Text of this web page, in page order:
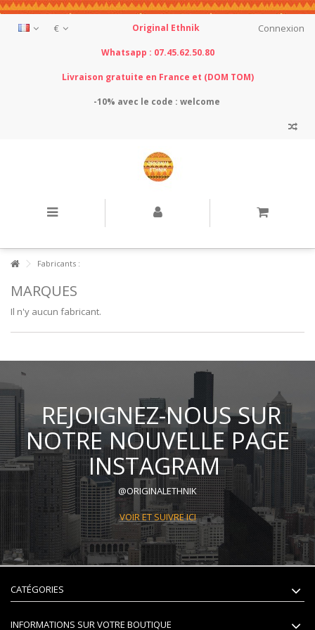
€ Connexion
Original Ethnik
Whatsapp : 07.45.62.50.80
Livraison gratuite en France et (DOM TOM)
-10% avec le code : welcome
Fabricants :
MARQUES
Il n'y aucun fabricant.
REJOIGNEZ-NOUS SUR
NOTRE NOUVELLE PAGE
INSTAGRAM
@ORIGINALETHNIK
VOIR ET SUIVRE ICI
CATÉGORIES
INFORMATIONS SUR VOTRE BOUTIQUE